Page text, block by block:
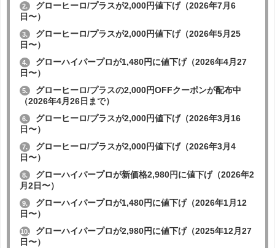
2.
グローヒーロ/プラスが2,000円値下げ（2026年7月6
日〜）
3.
グローヒーロ/プラスが2,000円値下げ（2026年5月25
日〜）
4.
グローハイパープロが1,480円に値下げ（2026年4月27
日〜）
5.
グローヒーロ/プラスの2,000円OFFクーポンが配布中
（2026年4月26日まで）
6.
グローヒーロ/プラスが2,000円値下げ（2026年3月16
日〜）
7.
グローヒーロ/プラスが2,000円値下げ（2026年3月4
日〜）
8.
グローハイパープロが新価格2,980円に値下げ（2026年2
月2日〜）
9.
グローハイパープロが1,480円に値下げ（2026年1月12
日〜）
10.
グローハイパープロが2,980円に値下げ（2025年12月27
日〜）